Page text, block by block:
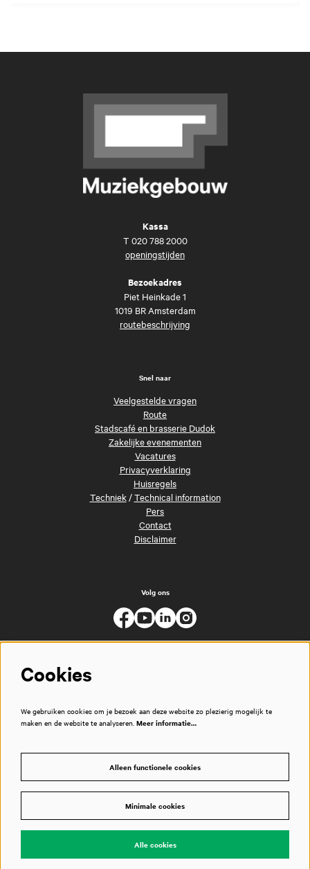
Kassa
T 020 788 2000
openingstijden
Bezoekadres
Piet Heinkade 1
1019 BR Amsterdam
routebeschrijving
Snel naar
Veelgestelde vragen
Route
Stadscafé en brasserie Dudok
Zakelijke evenementen
Vacatures
Privacyverklaring
Huisregels
Techniek/Technical information
Pers
Contact
Disclaimer
Volg ons
Powered byCultureSuite
Cookies
We gebruiken cookies om je bezoek aan deze website zo plezierig mogelijk te
maken en de website te analyseren. Meer informatie…
Alleen functionele cookies
Minimale cookies
Alle cookies